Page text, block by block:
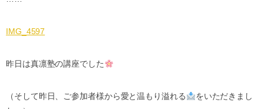
IMG_4597
昨日は真凛塾の講座でした
（そして昨日、ご参加者様から愛と温もり溢れる
をいただきまし